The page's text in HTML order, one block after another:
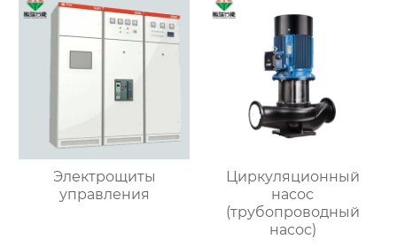
Электрощиты
управления
Циркуляционный
насос
(трубопроводный
насос)